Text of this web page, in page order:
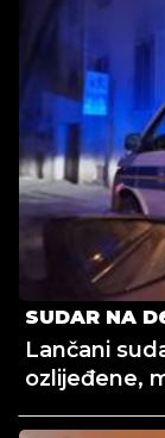
SUDAR NA
Lančani
ozlijeđene,